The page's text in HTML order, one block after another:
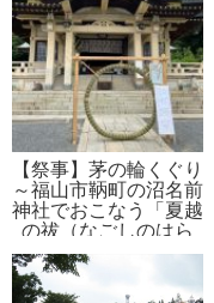
【祭事】茅の輪くぐり
～福山市鞆町の沼名前
神社でおこなう「夏越
の祓（なごしのはら
え）」